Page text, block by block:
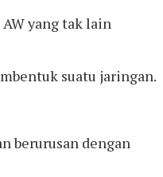
yang tak lain
suatu jaringan.
berurusan dengan